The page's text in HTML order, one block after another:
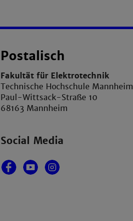
Postalisch
Fakultät für Elektrotechnik
Technische Hochschule Mannheim
Paul-Wittsack-Straße 10
68163 Mannheim
Social Media